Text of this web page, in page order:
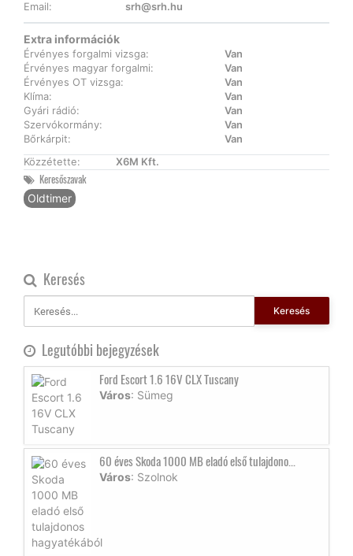
Email:
srh@srh.hu
Extra információk
Érvényes forgalmi vizsga:
Van
Érvényes magyar forgalmi:
Van
Érvényes OT vizsga:
Van
Klíma:
Van
Gyári rádió:
Van
Szervókormány:
Van
Bőrkárpit:
Van
Közzétette:
X6M Kft.
Keresőszavak
Oldtimer
Keresés
Keresés
Legutóbbi bejegyzések
Ford Escort 1.6 16V CLX Tuscany
Város: Sümeg
60 éves Skoda 1000 MB eladó első tulajdono...
Város: Szolnok